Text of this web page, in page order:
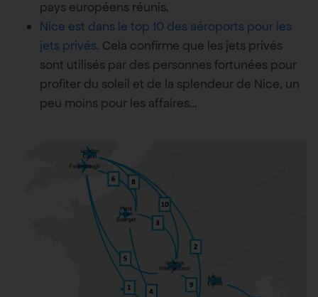
pays européens réunis.
Nice est dans le top 10 des aéroports pour les
jets privés. Cela confirme que les jets privés
sont utilisés par des personnes fortunées pour
profiter du soleil et de la splendeur de Nice, un
peu moins pour les affaires…